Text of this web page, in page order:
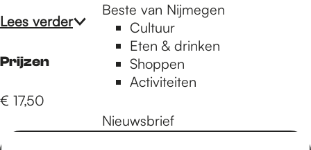
Beste van Nijmegen
Cultuur
Eten & drinken
Shoppen
Activiteiten
Nieuwsbrief
Lees verder
Prijzen
€ 17,50